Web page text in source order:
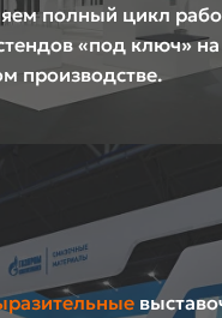
полный цикл
«под ключ» на
производстве.